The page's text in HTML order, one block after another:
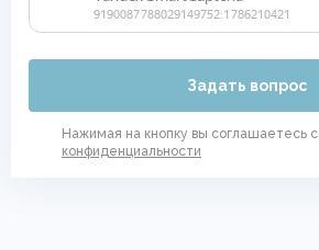
Задать вопрос
Нажимая на кнопку вы соглашаетесь с
конфиденциальности